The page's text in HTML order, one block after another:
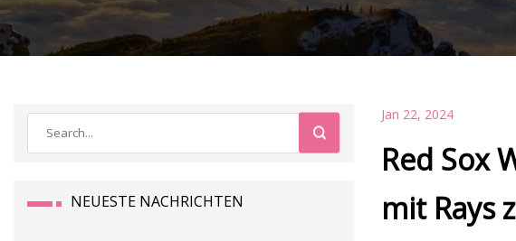
NEUESTE NACHRICHTEN
Jan 22, 2024
Red Sox
mit Rays